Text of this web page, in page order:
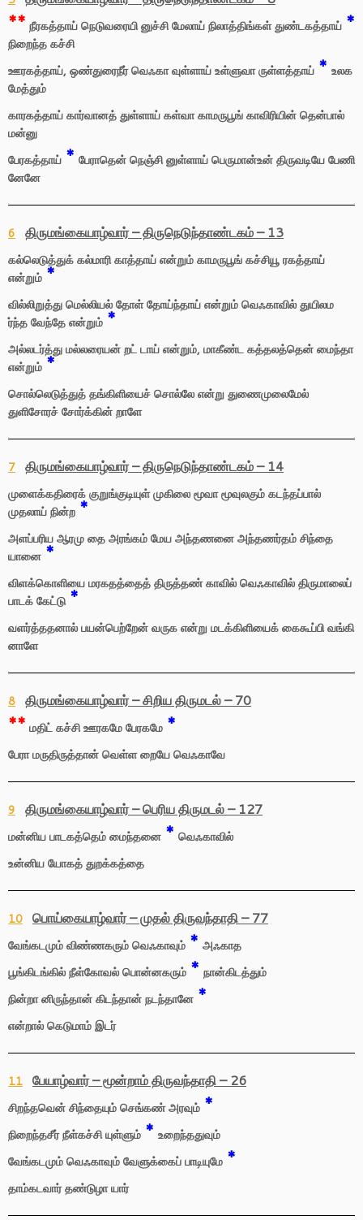
** நீரகத்தாய் நெடுவரையி னுச்சி மேலாய் நிலாத்திங்கள் துண்டகத்தாய் *
நிறைந்த கச்சி
ஊரகத்தாய், ஒண்துரைநீர் வெஃகா வுள்ளாய் உள்ளுவா ருள்ளத்தாய் * உலக
மேத்தும்
காரகத்தாய் கார்வானத் துள்ளாய் கள்வா காமருபூங் காவிரியின் தென்பால்
மன்னு
பேரகத்தாய் * பேராதென் நெஞ்சி னுள்ளாய் பெருமான்உன் திருவடியே பேணி
னேனே
6 திருமங்கையாழ்வார் – திருநெடுந்தாண்டகம் – 13
கல்லெடுத்துக் கல்மாரி காத்தாய் என்றும் காமருபூங் கச்சியூ ரகத்தாய்
என்றும்*
வில்லிறுத்து மெல்லியல் தோள் தோய்ந்தாய் என்றும் வெஃகாவில் துயிலம
ர்ந்த வேந்தே என்றும் *
அல்லடர்த்து மல்லரையன் றட் டாய் என்றும், மாகீண்ட கத்தலத்தென் மைந்தா
என்றும்*
சொல்லெடுத்துத் தங்கிளியைச் சொல்லே என்று துணைமுலைமேல்
துளிசோரச் சோர்க்கின் றாளே
7 திருமங்கையாழ்வார் – திருநெடுந்தாண்டகம் – 14
முளைக்கதிரைக் குறுங்குடியுள் முகிலை மூவா மூவுலகும் கடந்தப்பால்
முதலாய் நின்ற*
அளப்பரிய ஆரமு தை அரங்கம் மேய அந்தணனை அந்தணர்தம் சிந்தை
யானை*
விளக்கொளியை மரகதத்தைத் திருத்தண் காவில் வெஃகாவில் திருமாலைப்
பாடக் கேட்டு *
வளர்த்ததனால் பயன்பெற்றேன் வருக என்று மடக்கிளியைக் கைகூப்பி வங்கி
னாளே
8 திருமங்கையாழ்வார் – சிறிய திருமடல் – 70
** மதிட் கச்சி ஊரகமே பேரகமே *
பேரா மருதிருத்தான் வெள்ள றையே வெஃகாவே
9 திருமங்கையாழ்வார் – பெரிய திருமடல் – 127
மன்னிய பாடகத்தெம் மைந்தனை * வெஃகாவில்
உன்னிய யோகத் துறக்கத்தை
10 பொய்கையாழ்வார் – முதல் திருவந்தாதி – 77
வேங்கடமும் விண்ணகரும் வெஃகாவும் * அஃகாத
பூங்கிடங்கில் நீள்கோவல் பொன்னகரும் * நான்கிடத்தும்
நின்றா னிருந்தான் கிடந்தான் நடந்தானே *
என்றால் கெடுமாம் இடர்
11 பேயாழ்வார் – மூன்றாம் திருவந்தாதி – 26
சிறந்தவென் சிந்தையும் செங்கண் அரவும் *
நிறைந்தசீர் நீள்கச்சி யுள்ளும் * உறைந்ததுவும்
வேங்கடமும் வெஃகாவும் வேளுக்கைப் பாடியுமே *
தாம்கடவார் தண்டுழா யார்